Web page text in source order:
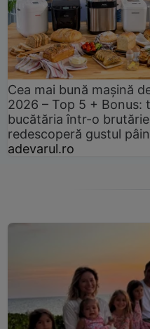
Cea mai bună mașină
2026 – Top 5 + Bonus:
bucătăria într-o
redescoperă gustul
adevarul.ro